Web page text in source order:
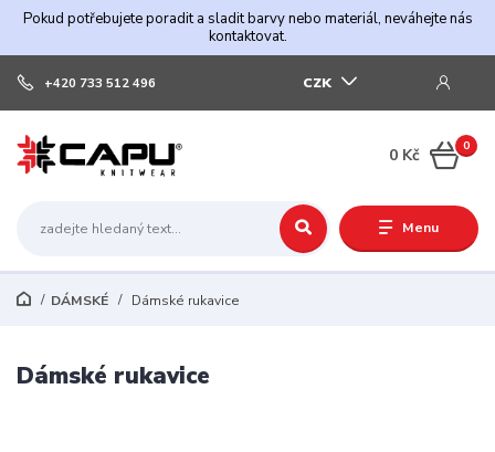
Pokud potřebujete poradit a sladit barvy nebo materiál, neváhejte nás
kontaktovat.
Menu
CZK
+420 733 512 496
0
0 Kč
DÁMSKÉ Dámské rukavice
Dámské rukavice